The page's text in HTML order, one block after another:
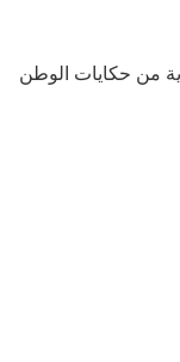
من حكايات الوطن